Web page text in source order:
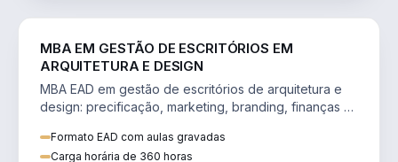
MBA EM GESTÃO DE ESCRITÓRIOS EM
ARQUITETURA E DESIGN
MBA EAD em gestão de escritórios de arquitetura e
design: precificação, marketing, branding, finanças e
Formato EAD com aulas gravadas
Carga horária de 360 horas